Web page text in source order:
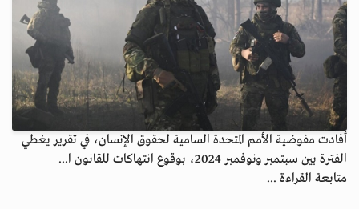
أفادت مفوضية الأمم المتحدة السامية لحقوق الإنسان، في تقرير يغطي
الفترة بين سبتمبر ونوفمبر 2024، بوقوع انتهاكات للقانون ا...
متابعة القراءة ...